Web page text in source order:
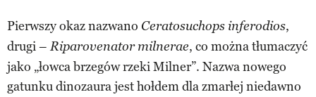
Pierwszy okaz nazwano Ceratosuchops inferodios,
drugi – Riparovenator milnerae, co można tłumaczyć
jako „łowca brzegów rzeki Milner”. Nazwa nowego
gatunku dinozaura jest hołdem dla zmarłej niedawno